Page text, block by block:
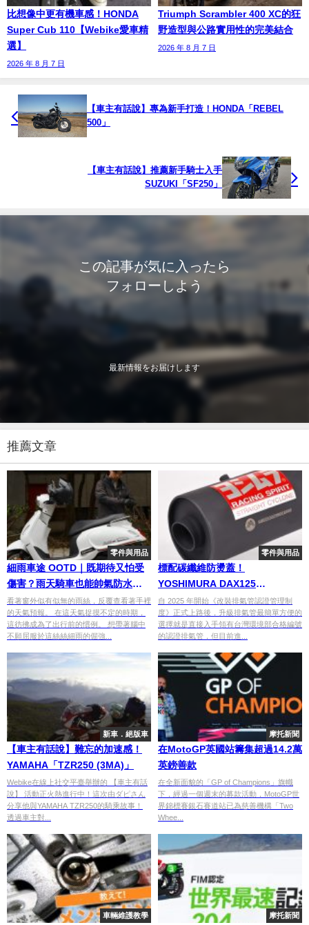
比想像中更有機車感！HONDA
Super Cub 110【Webike愛車精
選】
2026 年 8 月 7 日
Triumph Scrambler 400 XC的狂
野造型與公路實用性的完美結合
2026 年 8 月 7 日
【車主有話說】專為新手打造！HONDA「REBEL
500」
【車主有話說】推薦新手騎士入手
SUZUKI「SF250」
この記事が気に入ったら
フォローしよう
最新情報をお届けします
推薦文章
零件與用品
細雨車途 OOTD｜既期待又怕受
傷害？雨天騎車也能帥氣防水的
機車穿搭提案
看著窗外似有似無的雨絲，反覆查看著手裡
的天氣預報。 在這天氣捉摸不定的時期，
這彷彿成為了出行前的慣例。 想帶著腦中
不願屈服於這絲絲細雨的倔強...
零件與用品
標配碳纖維防燙蓋！
YOSHIMURA DAX125
STRAIGHT 762 CYCLONE 台灣
合法認證全段排氣管開箱！
自 2025 年開始《改裝排氣管認證管理制
度》正式上路後，升級排氣管最簡單方便的
選擇就是直接入手領有台灣環境部合格編號
的認證排氣管，但目前進...
新車．絕版車
【車主有話說】難忘的加速感！
YAMAHA「TZR250 (3MA)」
Webike在線上社交平臺舉辦的 【車主有話
說】 活動正火熱進行中！這次由ダピさん
分享他與YAMAHA TZR250的騎乘故事！
透過車主對...
摩托新聞
在MotoGP英國站籌集超過14.2萬
英鎊善款
在全新面貌的「GP of Champions」旗幟
下，經過一個週末的募款活動，MotoGP世
界錦標賽銀石賽道站已為慈善機構「Two
Whee...
車輛維護教學 摩托新聞